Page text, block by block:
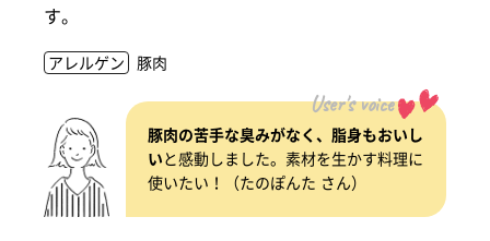
す。
アレルゲン 豚肉
User's voice
豚肉の苦手な臭みがなく、脂身もおいし
いと感動しました。素材を生かす料理に
使いたい！（たのぽんた さん）